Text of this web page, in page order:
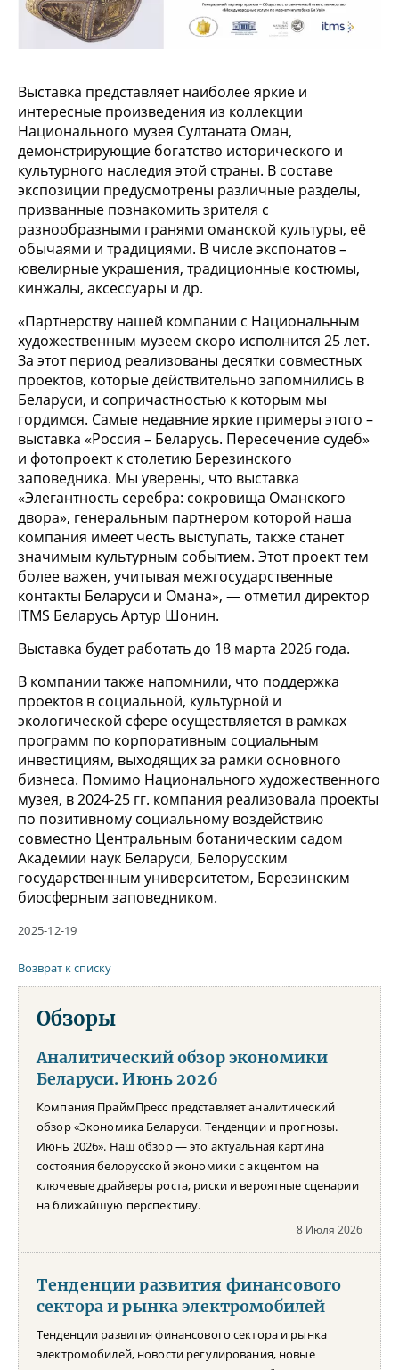
Выставка представляет наиболее яркие и
интересные произведения из коллекции
Национального музея Султаната Оман,
демонстрирующие богатство исторического и
культурного наследия этой страны. В составе
экспозиции предусмотрены различные разделы,
призванные познакомить зрителя с
разнообразными гранями оманской культуры, еë
обычаями и традициями. В числе экспонатов –
ювелирные украшения, традиционные костюмы,
кинжалы, аксессуары и др.
«Партнерству нашей компании с Национальным
художественным музеем скоро исполнится 25 лет.
За этот период реализованы десятки совместных
проектов, которые действительно запомнились в
Беларуси, и сопричастностью к которым мы
гордимся. Самые недавние яркие примеры этого –
выставка «Россия – Беларусь. Пересечение судеб»
и фотопроект к столетию Березинского
заповедника. Мы уверены, что выставка
«Элегантность серебра: сокровища Оманского
двора», генеральным партнером которой наша
компания имеет честь выступать, также станет
значимым культурным событием. Этот проект тем
более важен, учитывая межгосударственные
контакты Беларуси и Омана», — отметил директор
ITMS Беларусь Артур Шонин.
Выставка будет работать до 18 марта 2026 года.
В компании также напомнили, что поддержка
проектов в социальной, культурной и
экологической сфере осуществляется в рамках
программ по корпоративным социальным
инвестициям, выходящих за рамки основного
бизнеса. Помимо Национального художественного
музея, в 2024-25 гг. компания реализовала проекты
по позитивному социальному воздействию
совместно Центральным ботаническим садом
Академии наук Беларуси, Белорусским
государственным университетом, Березинским
биосферным заповедником.
2025-12-19
Возврат к списку
Обзоры
Аналитический обзор экономики
Беларуси. Июнь 2026
Компания ПраймПресс представляет аналитический
обзор «Экономика Беларуси. Тенденции и прогнозы.
Июнь 2026». Наш обзор — это актуальная картина
состояния белорусской экономики с акцентом на
ключевые драйверы роста, риски и вероятные сценарии
на ближайшую перспективу.
8 Июля 2026
Тенденции развития финансового
сектора и рынка электромобилей
Тенденции развития финансового сектора и рынка
электромобилей, новости регулирования, новые